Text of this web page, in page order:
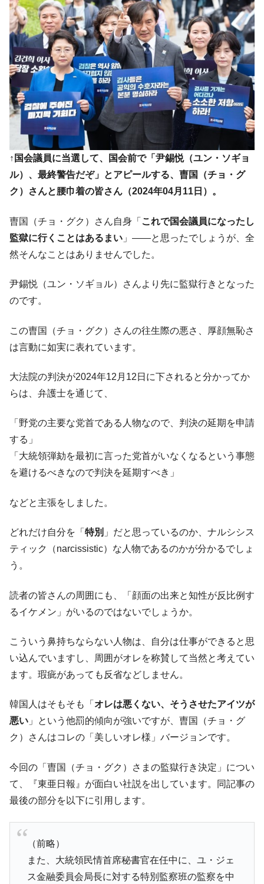
『Money1』
【対日本円】ウォン安が急進！ 日米の協調
に韓国がいっちょがみしたのでは。
『Money1』
韓国政府『BYD』車への補助金を全廃 ⇒ 実
は韓国で『BYD』車は売れている。6カ月で対前年同期比
1.9倍！
『Money1』
在韓米国大使スティールが着韓！⇒ さっそ
く空港に詰めかけ「出て行け！」「極右勢力」のプラカー
ドを掲げる「在韓反米勢力」
『Money1』
韓国政府「2035年までに18.4GW規模のAIデ
ータセンター整備」⇒ だから無理だってば。
『Money1』
JPモルガン「韓国レバレッジETFの清算は
ほぼ終わった」
『Money1』
韓国政府「ニセＫ-ブランドを通報しようキ
ャンペーン」⇒ あの名物教授も登場！
ぎ」では。
『Money1』
『Money1』
米国下院「韓国の公務員個人をターゲット
にぶん殴る法案」提出！⇒ クーパン問題は合衆国企業に対
『Money1』
韓国ボンクラ政策室長･金容範、株価暴落に
他人事のような発言。
業績「史上最高益」当期純利益は前年同期比13.4倍に。
Fact1
塊！
Fact1
夏の甲子園、優勝校を最も多く輩出している都道
Fact1 今話題の「楽天ライオンズ」とは？
Fact1 奇跡の毛色「白毛馬」とは？
Fact1
全て勝つといくら？ 競馬GI競走で勝利騎手がもら
Fact1
発表から2日で大崩壊、鳴かず飛ばずに終わりそう
なスーパーリーグとは？
だった選手とは？
Fact1
甲子園通算本塁打、最多の清原に次いで多く打っ
ている意外な選手とは？
↑国会議員に当選して、国会前で「尹錫悦（ユン・ソギョ
ル）、最終警告だぞ」とアピールする、曺国（チョ・グ
ク）さんと腰巾着の皆さん（2024年04月11日）。
曺国（チョ・グク）さん自身「 これで国会議員になったし
監獄に行くことはあるまい 」――と思ったでしょうが、全
然そんなことはありませんでした。
尹錫悦（ユン・ソギョル）さんより先に監獄行きとなった
のです。
この曺国（チョ・グク）さんの往生際の悪さ、厚顔無恥さ
は言動に如実に表れています。
大法院の判決が2024年12月12日に下されると分かってか
らは、弁護士を通じて、
「野党の主要な党首である人物なので、判決の延期を申請
する」
「大統領弾劾を最初に言った党首がいなくなるという事態
を避けるべきなので判決を延期すべき」
などと主張をしました。
どれだけ自分を「 特別 」だと思っているのか、ナルシシス
ティック（narcissistic）な人物であるのかが分かるでしょ
う。
読者の皆さんの周囲にも、「顔面の出来と知性が反比例す
るイケメン」がいるのではないでしょうか。
こういう鼻持ちならない人物は、自分は仕事ができると思
い込んでいますし、周囲がオレを称賛して当然と考えてい
ます。瑕疵があっても反省などしません。
韓国人はそもそも「 オレは悪くない、そうさせたアイツが
悪い 」という他罰的傾向が強いですが、曺国（チョ・グ
ク）さんはコレの「美しいオレ様」バージョンです。
今回の「曺国（チョ・グク）さまの監獄行き決定」につい
て、『東亜日報』が面白い社説を出しています。同記事の
最後の部分を以下に引用します。
（前略）
また、大統領民情首席秘書官在任中に、ユ・ジェ
ス金融委員会局長に対する特別監察班の監察を中